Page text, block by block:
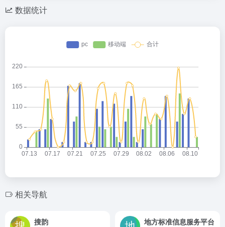
数据统计
相关导航
搜韵 地方标准信息服务平台